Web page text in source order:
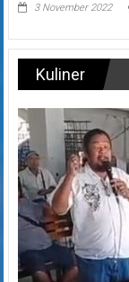
3 November 2022
Kuliner